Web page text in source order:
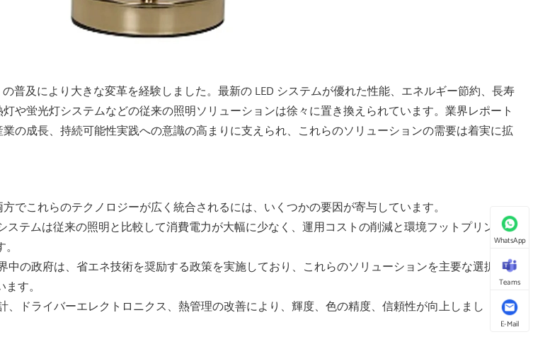
普及により大きな変革を経験しました。最新の LED システムが優れた性能、エネルギー節約、長寿
や蛍光灯システムなどの従来の照明ソリューションは徐々に置き換えられています。業界レポート
の成長、持続可能性実践への意識の高まりに支えられ、これらのソリューションの需要は着実に拡
でこれらのテクノロジーが広く統合されるには、いくつかの要因が寄与しています。
ステムは従来の照明と比較して消費電力が大幅に少なく、運用コストの削減と環境フットプリン
中の政府は、省エネ技術を奨励する政策を実施しており、これらのソリューションを主要な選択
す。
、ドライバーエレクトロニクス、熱管理の改善により、輝度、色の精度、信頼性が向上しまし
WhatsApp
Teams
E-Mail